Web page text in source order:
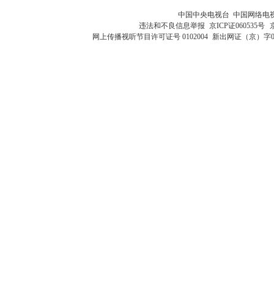
中国中央电视台 中国网络电
违法和不良信息举报 京ICP证060535号
网上传播视听节目许可证号 0102004 新出网证（京）